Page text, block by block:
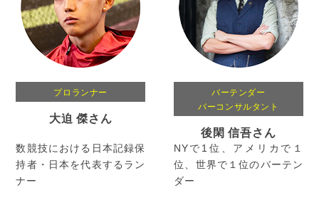
プロランナー
大迫 傑さん
数競技における日本記録保
持者・日本を代表するラン
ナー
バーテンダー
バーコンサルタント
後閑 信吾さん
NYで1位、アメリカで１
位、世界で１位のバーテン
ダー